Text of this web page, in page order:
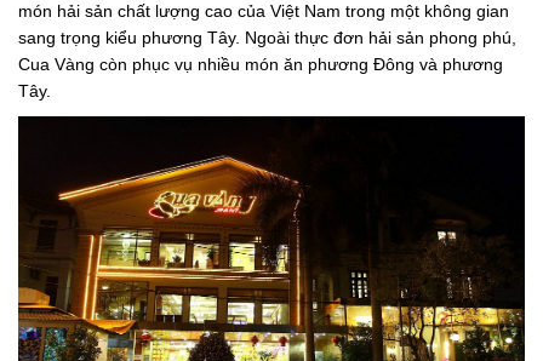
món hải sản chất lượng cao của Việt Nam trong một không gian
sang trọng kiểu phương Tây. Ngoài thực đơn hải sản phong phú,
Cua Vàng còn phục vụ nhiều món ăn phương Đông và phương
Tây.